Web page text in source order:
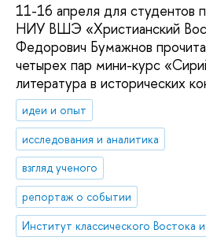
11-16 апреля для
НИУ ВШЭ «Христианский
Федорович Бумажнов
четырех пар мини-курс
литература в исторических
идеи и опыт
исследования и аналитика
взгляд ученого
репортаж о событии